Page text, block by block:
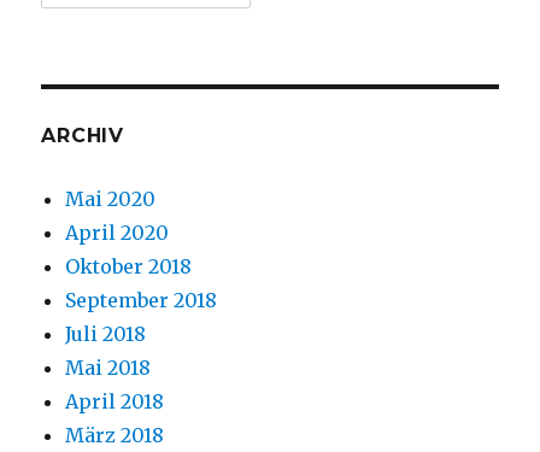
ARCHIV
Mai 2020
April 2020
Oktober 2018
September 2018
Juli 2018
Mai 2018
April 2018
März 2018